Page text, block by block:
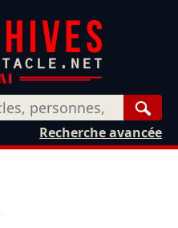
Recherche avancée